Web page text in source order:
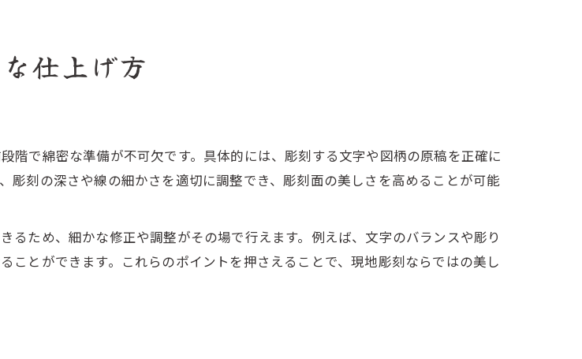
流れと事前準備の大切さ
基本手順と現地彫刻の利点
ェックポイントと失敗回避術
誤字を防ぐ確認のコツ
現地彫刻で失敗を回避
石文字彫り方と注意点
仕上げ方
階で綿密な準備が不可欠です。具体的には、彫刻する文字や図柄の原稿を正確に
彫刻の深さや線の細かさを適切に調整でき、彫刻面の美しさを高めることが可能
るため、細かな修正や調整がその場で行えます。例えば、文字のバランスや彫り
とができます。これらのポイントを押さえることで、現地彫刻ならではの美し